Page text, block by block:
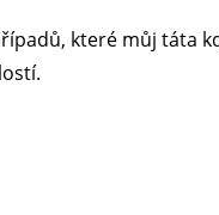
které můj táta